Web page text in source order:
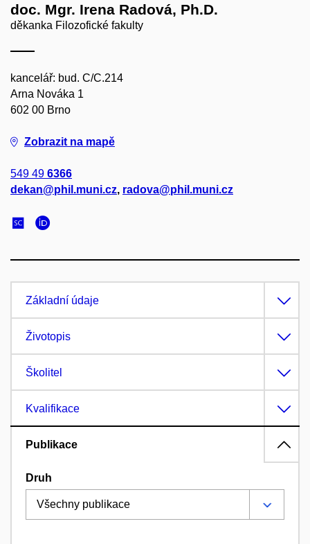
doc. Mgr. Irena Radová, Ph.D.
děkanka Filozofické fakulty
kancelář: bud. C/C.214
Arna Nováka 1
602 00 Brno
Zobrazit na mapě
549 49 6366
dekan@phil.muni.cz, radova@phil.muni.cz
Základní údaje
Životopis
Školitel
Kvalifikace
Publikace
Druh